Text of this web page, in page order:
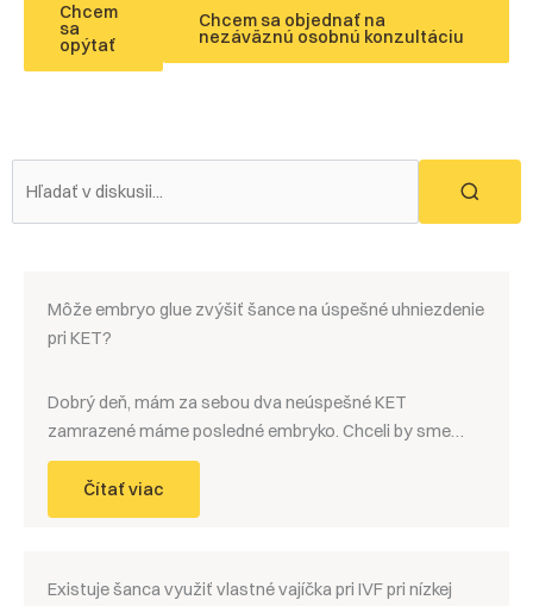
Chcem
sa
opýtať
Chcem sa objednať na
nezáväznú osobnú konzultáciu
Môže embryo glue zvýšiť šance na úspešné uhniezdenie
pri KET?
Dobrý deň, mám za sebou dva neúspešné KET
zamrazené máme posledné embryko. Chceli by sme…
Čítať viac
Existuje šanca využiť vlastné vajíčka pri IVF pri nízkej